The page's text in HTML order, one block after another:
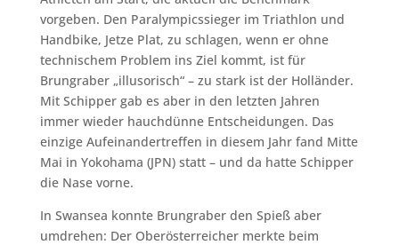
vorgeben. Den Paralympicssieger im Triathlon und
Handbike, Jetze Plat, zu schlagen, wenn er ohne
technischem Problem ins Ziel kommt, ist für
Brungraber „illusorisch“ – zu stark ist der Holländer.
Mit Schipper gab es aber in den letzten Jahren
immer wieder hauchdünne Entscheidungen. Das
einzige Aufeinandertreffen in diesem Jahr fand Mitte
Mai in Yokohama (JPN) statt – und da hatte Schipper
die Nase vorne.
In Swansea konnte Brungraber den Spieß aber
umdrehen: Der Oberösterreicher merkte beim